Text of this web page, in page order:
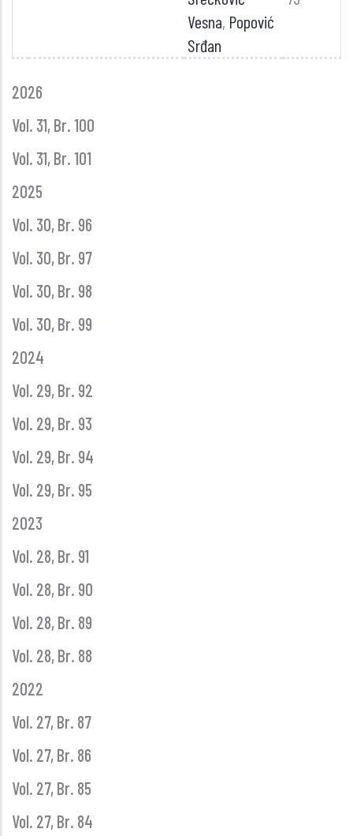
Vesna, Popović
Srđan
GLASNIK
GODINE
2026
Vol. 31, Br. 100
Vol. 31, Br. 101
2025
Vol. 30, Br. 96
Vol. 30, Br. 97
Vol. 30, Br. 98
Vol. 30, Br. 99
2024
Vol. 29, Br. 92
Vol. 29, Br. 93
Vol. 29, Br. 94
Vol. 29, Br. 95
2023
Vol. 28, Br. 91
Vol. 28, Br. 90
Vol. 28, Br. 89
Vol. 28, Br. 88
2022
Vol. 27, Br. 87
Vol. 27, Br. 86
Vol. 27, Br. 85
Vol. 27, Br. 84